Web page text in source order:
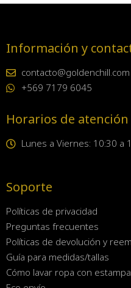
Información y
contacto@goldenchill.com
+569 7179 6045
Horarios de atención
Lunes a Viernes: 10:30 a
Soporte
Políticas de privacidad
Preguntas frecuentes
Políticas de devolución y
Guía para medidas/tallas
Cómo lavar ropa con